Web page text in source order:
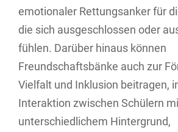
emotionaler Rettungsanker für
die sich ausgeschlossen oder
fühlen. Darüber hinaus können
Freundschaftsbänke auch zur
Vielfalt und Inklusion beitragen,
Interaktion zwischen Schülern
unterschiedlichem Hintergrund,